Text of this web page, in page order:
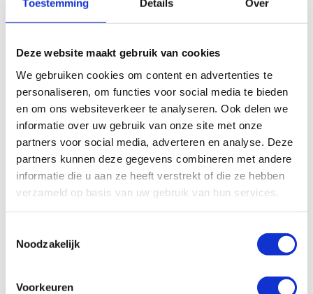
Toestemming Details Over
Deze website maakt gebruik van cookies
We gebruiken cookies om content en advertenties te
personaliseren, om functies voor social media te bieden
en om ons websiteverkeer te analyseren. Ook delen we
informatie over uw gebruik van onze site met onze
partners voor social media, adverteren en analyse. Deze
partners kunnen deze gegevens combineren met andere
informatie die u aan ze heeft verstrekt of die ze hebben
verzameld op basis van uw gebruik van hun services.
Noodzakelijk
Voorkeuren
Vraag onze Technisch adviseurs om advies
of bel 0320-
Bekijk hier de Lincoln Brochure Quicklube P203